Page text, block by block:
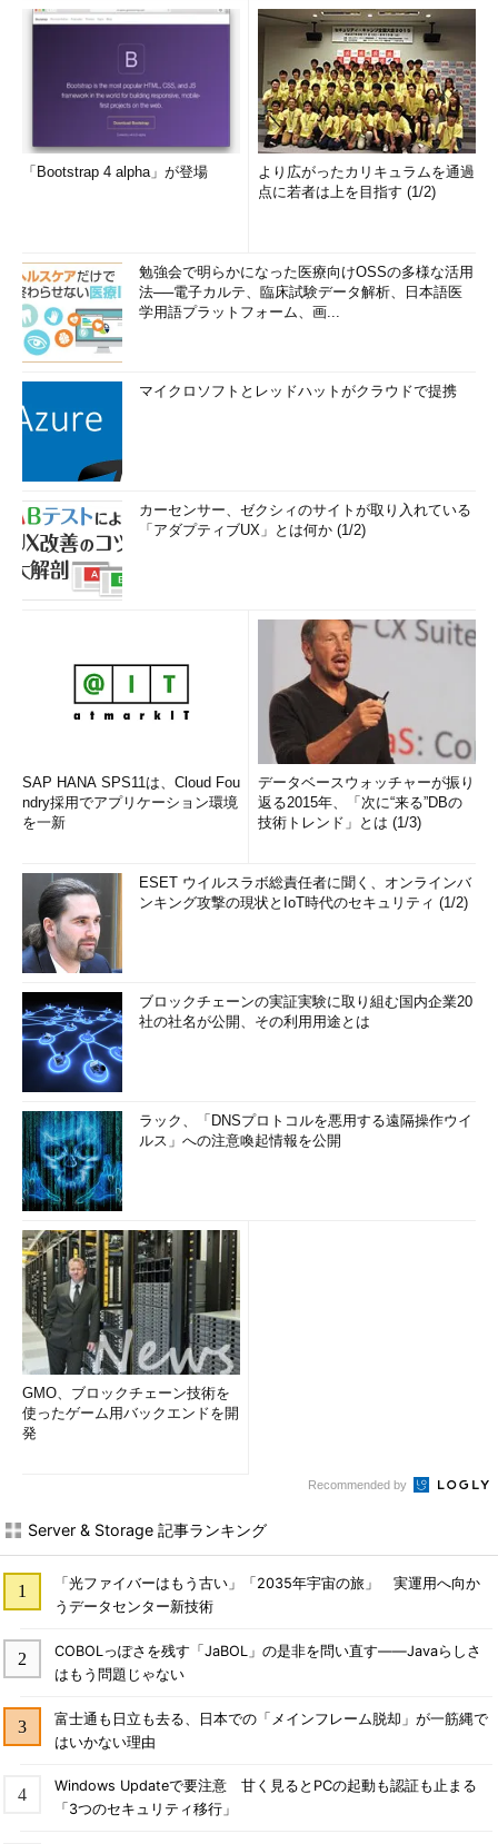
「Bootstrap 4 alpha」が登場
より広がったカリキュラムを通過
点に若者は上を目指す (1/2)
勉強会で明らかになった医療向けOSSの多様な活用
法──電子カルテ、臨床試験データ解析、日本語医
学用語プラットフォーム、画...
マイクロソフトとレッドハットがクラウドで提携
カーセンサー、ゼクシィのサイトが取り入れている
「アダプティブUX」とは何か (1/2)
SAP HANA SPS11は、Cloud Fou
ndry採用でアプリケーション環境
を一新
データベースウォッチャーが振り
返る2015年、「次に“来る”DBの
技術トレンド」とは (1/3)
ESET ウイルスラボ総責任者に聞く、オンラインバ
ンキング攻撃の現状とIoT時代のセキュリティ (1/2)
ブロックチェーンの実証実験に取り組む国内企業20
社の社名が公開、その利用用途とは
ラック、「DNSプロトコルを悪用する遠隔操作ウイ
ルス」への注意喚起情報を公開
GMO、ブロックチェーン技術を
使ったゲーム用バックエンドを開
発
Recommended by
Server & Storage 記事ランキング
「光ファイバーはもう古い」「2035年宇宙の旅」 実運用へ向か
うデータセンター新技術
COBOLっぽさを残す「JaBOL」の是非を問い直す――Javaらしさ
はもう問題じゃない
富士通も日立も去る、日本での「メインフレーム脱却」が一筋縄で
はいかない理由
Windows Updateで要注意 甘く見るとPCの起動も認証も止まる
「3つのセキュリティ移行」